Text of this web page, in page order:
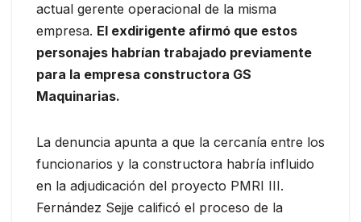
actual gerente operacional de la misma
empresa. El exdirigente afirmó que estos
personajes habrían trabajado previamente
para la empresa constructora GS
Maquinarias.
La denuncia apunta a que la cercanía entre los
funcionarios y la constructora habría influido
en la adjudicación del proyecto PMRI III.
Fernández Sejje calificó el proceso de la